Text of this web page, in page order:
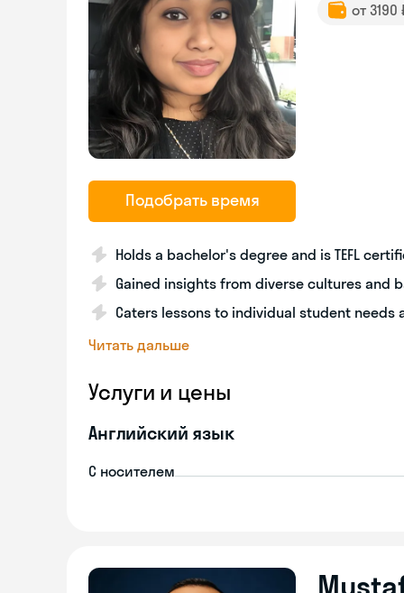
Подобрать время
от
Holds a bachelor's degree and is TEFL
Gained insights from diverse cultures and
Caters lessons to individual student needs
Читать дальше
Услуги и цены
Английский язык
С носителем